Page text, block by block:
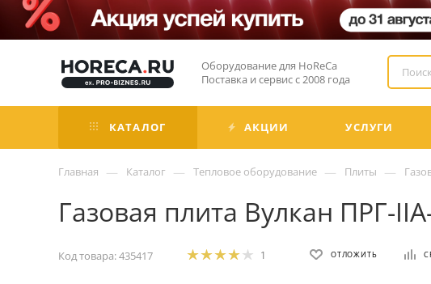
Оборудование для HoReCa
Поставка и сервис с 2008 года
КАТАЛОГ АКЦИИ УСЛУГИ
Главная — Каталог — Тепловое оборудование — Плиты —
Газовая плита Вулкан ПРГ-
Код товара:435417 1 ОТЛОЖИТЬ